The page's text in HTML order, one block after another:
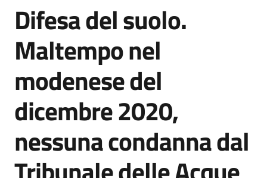
Risorse
Agenzia
di
informazione
comunicazione
Salta al contenuto
Difesa del suolo.
Maltempo nel
modenese del
dicembre 2020,
nessuna condanna dal